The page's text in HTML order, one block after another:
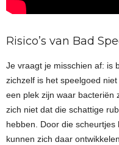
Risico’s van Bad
Je vraagt je misschien af: is
zichzelf is het speelgoed
een plek zijn waar bacteriën
zich niet dat die schattige
hebben. Door die
kunnen zich daar ontwikkelen.